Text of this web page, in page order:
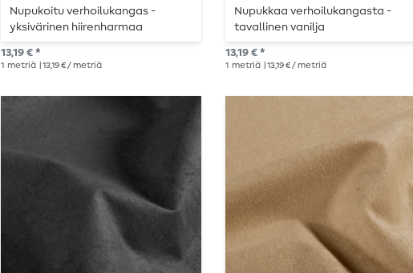
Nupukoitu verhoilukangas -
yksivärinen hiirenharmaa
13,19 € *
1 metriä | 13,19 € / metriä
Nupukkaa verhoilukangasta -
tavallinen vanilja
13,19 € *
1 metriä | 13,19 € / metriä